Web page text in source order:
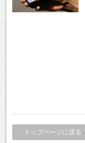
トップページに戻る